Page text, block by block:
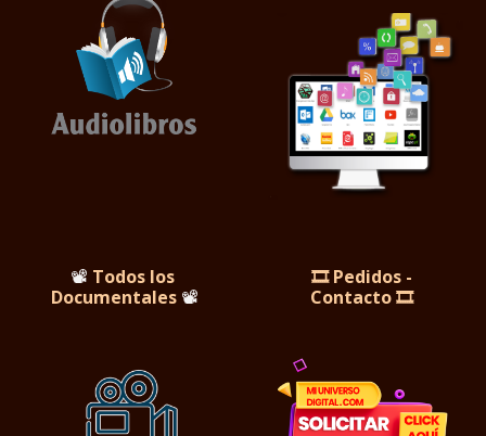
📽️ Todos los
Documentales 📽️
🎞️ Pedidos -
Contacto 🎞️